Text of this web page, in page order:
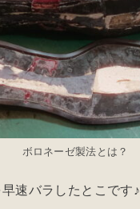
ボロネーゼ製法とは？
速バラしたとこです♪